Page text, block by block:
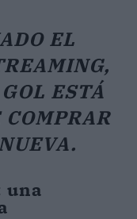
EL
ESTÁ
una